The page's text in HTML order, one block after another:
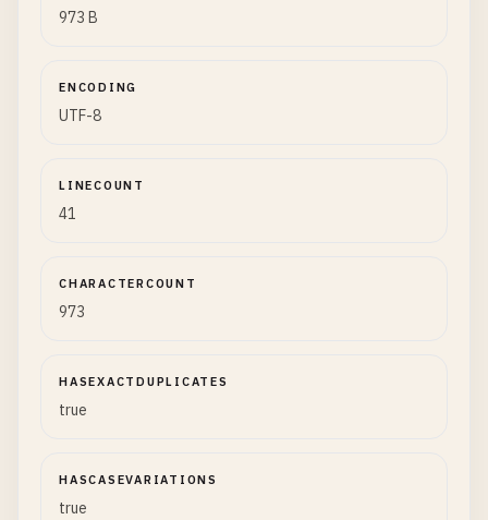
973 B
ENCODING
UTF-8
LINECOUNT
41
CHARACTERCOUNT
973
HASEXACTDUPLICATES
true
HASCASEVARIATIONS
true